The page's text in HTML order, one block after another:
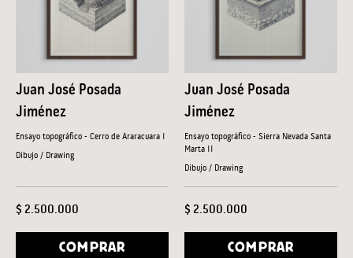
Juan José Posada
Jiménez
Ensayo topográfico - Cerro de Araracuara I
Dibujo / Drawing
$ 2.500.000
COMPRAR
Juan José Posada
Jiménez
Ensayo topográfico - Sierra Nevada Santa
Marta II
Dibujo / Drawing
$ 2.500.000
COMPRAR